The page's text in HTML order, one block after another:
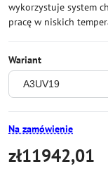
wykorzystuje system
pracę w niskich
Wariant
Na zamówienie
zł11942,01